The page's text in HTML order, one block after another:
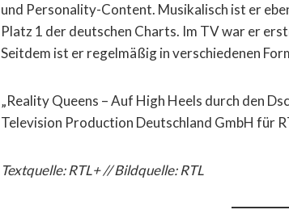
und Personality-Content. Musikalisch ist er
Platz 1 der deutschen Charts. Im TV war er
Seitdem ist er regelmäßig in verschiedenen
„Reality Queens – Auf High Heels durch den
Television Production Deutschland GmbH für
Textquelle: RTL+ // Bildquelle: RTL